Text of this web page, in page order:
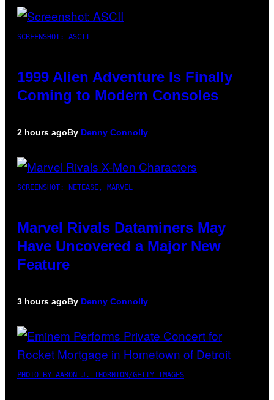
SCREENSHOT: ASCII
1999 Alien Adventure Is Finally
Coming to Modern Consoles
2 hours agoBy Denny Connolly
SCREENSHOT: NETEASE, MARVEL
Marvel Rivals Dataminers May
Have Uncovered a Major New
Feature
3 hours agoBy Denny Connolly
PHOTO BY AARON J. THORNTON/GETTY IMAGES